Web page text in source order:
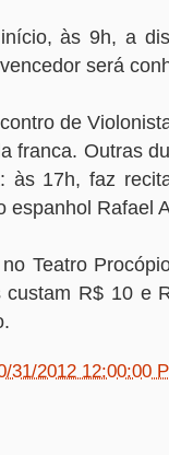
às 9h, a
será
de
franca. Outras
às 17h, faz
espanhol Rafael
Teatro
custam R$ 10 e
31/2012 12:00:00